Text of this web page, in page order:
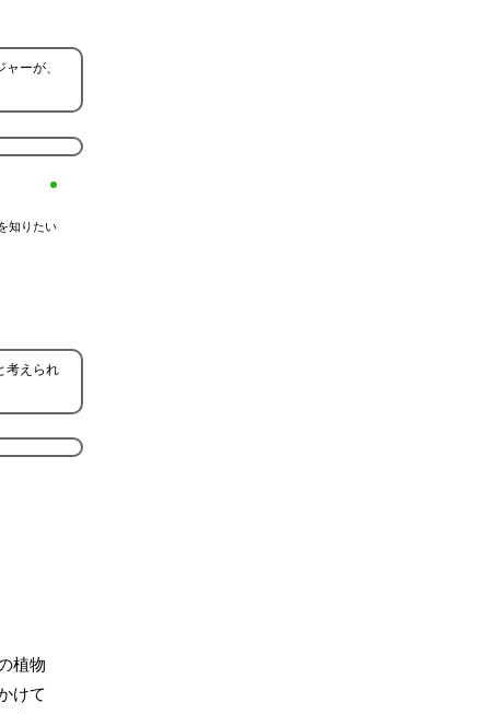
ーが、
知りたい
考えられ
植物
けて